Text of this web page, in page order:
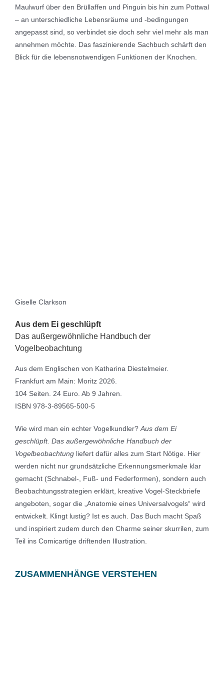
Maulwurf über den Brüllaffen und Pinguin bis hin zum Pottwal
– an unterschiedliche Lebensräume und -bedingungen
angepasst sind, so verbindet sie doch sehr viel mehr als man
annehmen möchte. Das faszinierende Sachbuch schärft den
Blick für die lebensnotwendigen Funktionen der Knochen.
Giselle Clarkson
Aus dem Ei geschlüpft
Das außergewöhnliche Handbuch der
Vogelbeobachtung
Aus dem Englischen von Katharina Diestelmeier.
Frankfurt am Main: Moritz 2026.
104 Seiten. 24 Euro. Ab 9 Jahren.
ISBN 978-3-89565-500-5
Wie wird man ein echter Vogelkundler? Aus dem Ei
geschlüpft. Das außergewöhnliche Handbuch der
Vogelbeobachtung liefert dafür alles zum Start Nötige. Hier
werden nicht nur grundsätzliche Erkennungsmerkmale klar
gemacht (Schnabel-, Fuß- und Federformen), sondern auch
Beobachtungsstrategien erklärt, kreative Vogel-Steckbriefe
angeboten, sogar die „Anatomie eines Universalvogels“ wird
entwickelt. Klingt lustig? Ist es auch. Das Buch macht Spaß
und inspiriert zudem durch den Charme seiner skurrilen, zum
Teil ins Comicartige driftenden Illustration.
ZUSAMMENHÄNGE VERSTEHEN